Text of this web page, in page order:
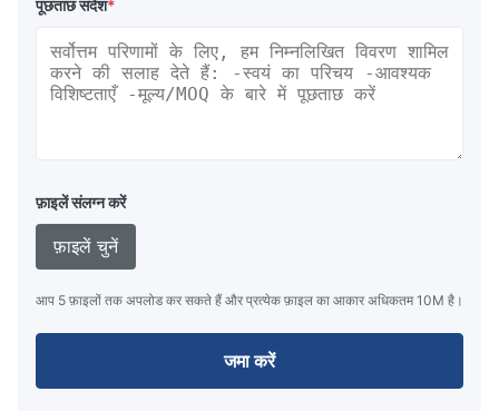
पूछताछ संदेश*
फ़ाइलें संलग्न करें
फ़ाइलें चुनें
आप 5 फ़ाइलों तक अपलोड कर सकते हैं और प्रत्येक फ़ाइल का आकार अधिकतम 10M है।
जमा करें